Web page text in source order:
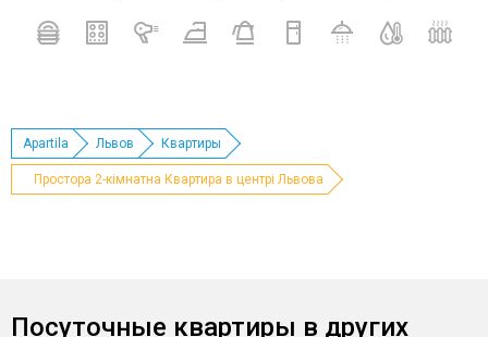
Apartila Львов Квартиры
Простора 2-кімнатна Квартира в центрі Львова
Посуточные квартиры в других